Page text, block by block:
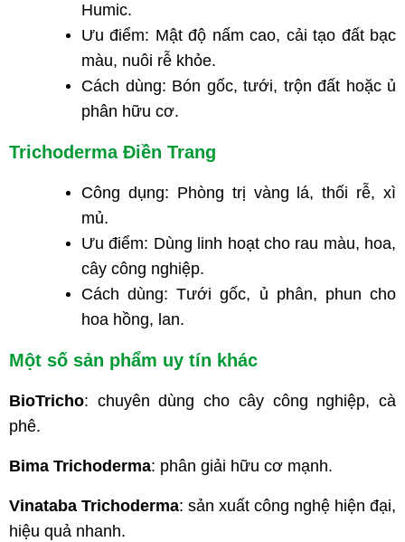
Humic.
Ưu điểm: Mật độ nấm cao, cải tạo đất bạc
màu, nuôi rễ khỏe.
Cách dùng: Bón gốc, tưới, trộn đất hoặc ủ
phân hữu cơ.
Trichoderma Điền Trang
Công dụng: Phòng trị vàng lá, thối rễ, xì
mủ.
Ưu điểm: Dùng linh hoạt cho rau màu, hoa,
cây công nghiệp.
Cách dùng: Tưới gốc, ủ phân, phun cho
hoa hồng, lan.
Một số sản phẩm uy tín khác
BioTricho: chuyên dùng cho cây công nghiệp, cà
phê.
Bima Trichoderma: phân giải hữu cơ mạnh.
Vinataba Trichoderma: sản xuất công nghệ hiện đại,
hiệu quả nhanh.